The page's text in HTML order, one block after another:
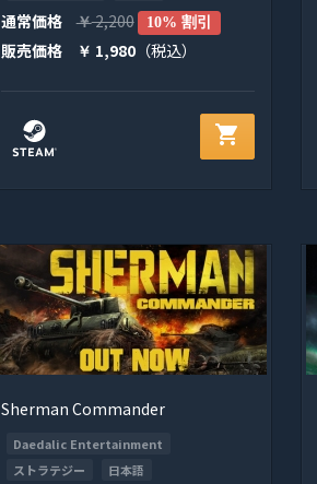
通常価格 ￥2,200 10% 割引
販売価格 ￥ 1,980（税込）
shopping_cart
Sherman Commander
Daedalic Entertainment
ストラテジー
日本語